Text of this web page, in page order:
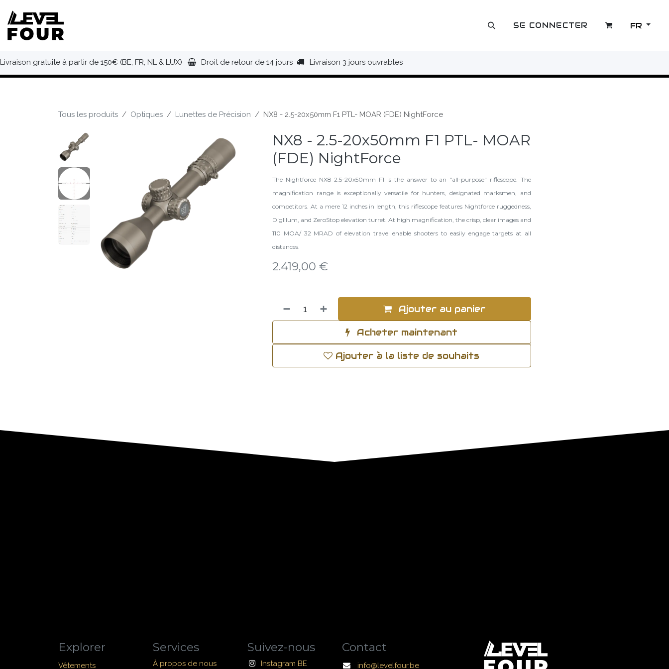
OUTLET SE CONNECTER FR
Livraison gratuite à partir de 150€ (BE, FR, NL & LUX) Droit de retour de 14 jours Livraison 3 jours ouvrables
Tous les produits Optiques Lunettes de Précision NX8 - 2.5-20x50mm F1 PTL- MOAR (FDE) NightForce
NX8 - 2.5-20x50mm F1 PTL- MOAR
(FDE) NightForce
The Nightforce NX8 2.5-20x50mm F1 is the answer to an "all-purpose" riflescope. The
magnification range is exceptionally versatile for hunters, designated marksmen, and
competitors. At a mere 12 inches in length, this riflescope features Nightforce ruggedness,
DigIllum, and ZeroStop elevation turret. At high magnification, the crisp, clear images and
110 MOA/ 32 MRAD of elevation travel enable shooters to easily engage targets at all
distances.
2.419,00 €
Ajouter au panier
Acheter maintenant
Ajouter à la liste de souhaits
Explorer
Vêtements
Services
À propos de nous
Suivez-nous
Instagram BE
Contact
info@levelfour.be